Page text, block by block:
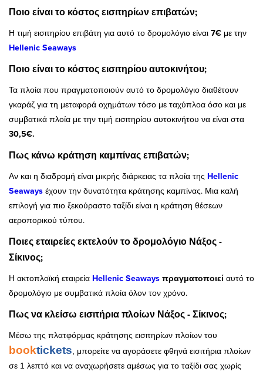
Ποιο είναι το κόστος εισιτηρίων επιβατών;
Η τιμή εισιτηρίου επιβάτη για αυτό το δρομολόγιο είναι 7€ με την
Hellenic Seaways
Ποιο είναι το κόστος εισιτηρίου αυτοκινήτου;
Τα πλοία που πραγματοποιούν αυτό το δρομολόγιο διαθέτουν
γκαράζ για τη μεταφορά οχημάτων τόσο με ταχύπλοα όσο και με
συμβατικά πλοία με την τιμή εισιτηρίου αυτοκινήτου να είναι στα
30,5€.
Πως κάνω κράτηση καμπίνας επιβατών;
Αν και η διαδρομή είναι μικρής διάρκειας τα πλοία της Hellenic
Seaways έχουν την δυνατότητα κράτησης καμπίνας. Μια καλή
επιλογή για πιο ξεκούραστο ταξίδι είναι η κράτηση θέσεων
αεροπορικού τύπου.
Ποιες εταιρείες εκτελούν το δρομολόγιο Νάξος -
Σίκινος;
Η ακτοπλοϊκή εταιρεία Hellenic Seaways πραγματοποιεί αυτό το
δρομολόγιο με συμβατικά πλοία όλον τον χρόνο.
Πως να κλείσω εισιτήρια πλοίων Νάξος - Σίκινος;
Μέσω της πλατφόρμας κράτησης εισιτηρίων πλοίων του
booktickets , μπορείτε να αγοράσετε φθηνά εισιτήρια πλοίων
σε 1 λεπτό και να αναχωρήσετε αμέσως για το ταξίδι σας χωρίς